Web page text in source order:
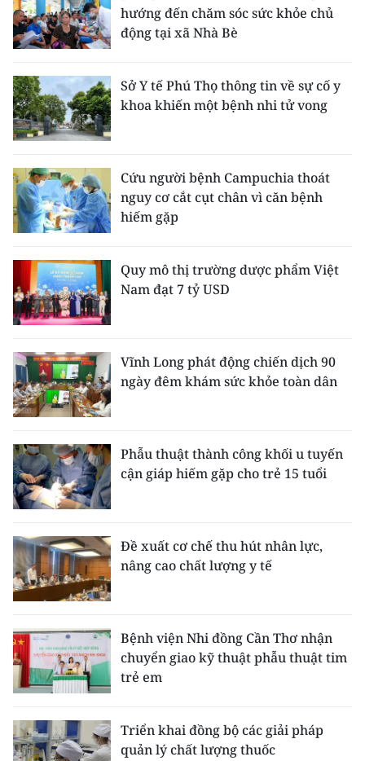
hướng đến chăm sóc sức khỏe chủ
động tại xã Nhà Bè
Sở Y tế Phú Thọ thông tin về sự cố y
khoa khiến một bệnh nhi tử vong
Cứu người bệnh Campuchia thoát
nguy cơ cắt cụt chân vì căn bệnh
hiếm gặp
Quy mô thị trường dược phẩm Việt
Nam đạt 7 tỷ USD
Vĩnh Long phát động chiến dịch 90
ngày đêm khám sức khỏe toàn dân
Phẫu thuật thành công khối u tuyến
cận giáp hiếm gặp cho trẻ 15 tuổi
Đề xuất cơ chế thu hút nhân lực,
nâng cao chất lượng y tế
Bệnh viện Nhi đồng Cần Thơ nhận
chuyển giao kỹ thuật phẫu thuật tim
trẻ em
Triển khai đồng bộ các giải pháp
quản lý chất lượng thuốc